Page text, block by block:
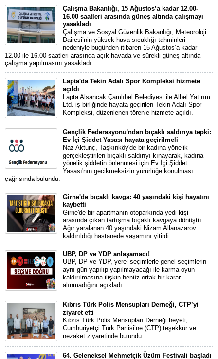
Çalışma Bakanlığı, 15 Ağustos’a kadar 12.00-
16.00 saatleri arasında güneş altında çalışmayı
yasakladı
Çalışma ve Sosyal Güvenlik Bakanlığı, Meteoroloji
Dairesi’nin yüksek hava sıcaklığı tahminleri
nedeniyle bugünden itibaren 15 Ağustos’a kadar
12.00 ile 16.00 saatleri arasında açık havada ve sürekli güneş altında
çalışma yapılmasını yasakladı.
Lapta'da Tekin Adalı Spor Kompleksi hizmete
açıldı
Lapta Alsancak Çamlıbel Belediyesi ile Albel Yatırım
Ltd. iş birliğinde hayata geçirilen Tekin Adalı Spor
Kompleksi, düzenlenen törenle hizmete açıldı.
Gençlik Federasyonu'ndan bıçaklı saldırıya tepki:
Ev İçi Şiddet Yasası hayata geçirilmeli
Naz Aktunç, Taşkınköy'de bir kadına yönelik
gerçekleştirilen bıçaklı saldırıyı kınayarak, kadına
yönelik şiddetin önlenmesi için Ev İçi Şiddet
Yasası'nın gecikmeksizin yürürlüğe konulması
çağrısında bulundu.
Girne'de bıçaklı kavga: 40 yaşındaki kişi hayatını
kaybetti
Girne'de bir apartmanın otoparkında yedi kişi
arasında çıkan tartışma bıçaklı kavgaya dönüştü.
Ağır yaralanan 40 yaşındaki Nizam Allanazarov
kaldırıldığı hastanede yaşamını yitirdi.
UBP, DP ve YDP anlaşamadı!
UBP, DP ve YDP, yerel seçimlerle genel seçimlerin
aynı gün yapılıp yapılmayacağı ile karma oyun
kaldırılmasına ilişkin henüz ortak bir karar
alınmadığını açıkladı.
Kıbrıs Türk Polis Mensupları Derneği, CTP’yi
ziyaret etti
Kıbrıs Türk Polis Mensupları Derneği heyeti,
Cumhuriyetçi Türk Partisi’ne (CTP) teşekkür ve
nezaket ziyaretinde bulundu.
64. Geleneksel Mehmetçik Üzüm Festivali başladı